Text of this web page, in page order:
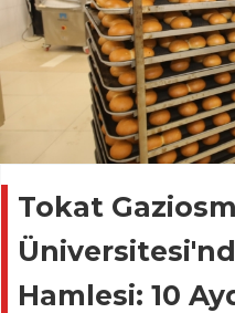
Tokat
Hamlesi: 10